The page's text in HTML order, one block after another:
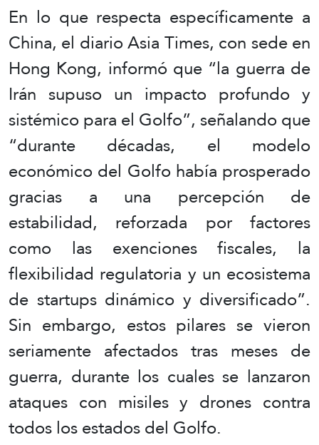
En lo que respecta específicamente a
China, el diario Asia Times, con sede en
Hong Kong, informó que “la guerra de
Irán supuso un impacto profundo y
sistémico para el Golfo”, señalando que
“durante décadas, el modelo
económico del Golfo había prosperado
gracias a una percepción de
estabilidad, reforzada por factores
como las exenciones fiscales, la
flexibilidad regulatoria y un ecosistema
de startups dinámico y diversificado”.
Sin embargo, estos pilares se vieron
seriamente afectados tras meses de
guerra, durante los cuales se lanzaron
ataques con misiles y drones contra
todos los estados del Golfo.